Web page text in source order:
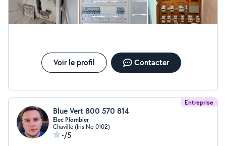
Voir le profil Contacter
Entreprise
Blue Vert 800 570 814
Elec Plombier
Chaville (Iris No 0102)
-/5